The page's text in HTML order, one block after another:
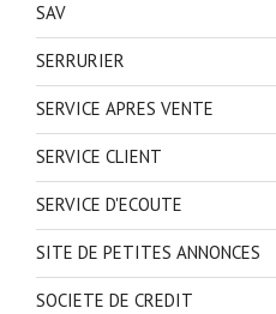
SAV
SERRURIER
SERVICE APRES VENTE
SERVICE CLIENT
SERVICE D'ECOUTE
SITE DE PETITES ANNONCES
SOCIETE DE CREDIT